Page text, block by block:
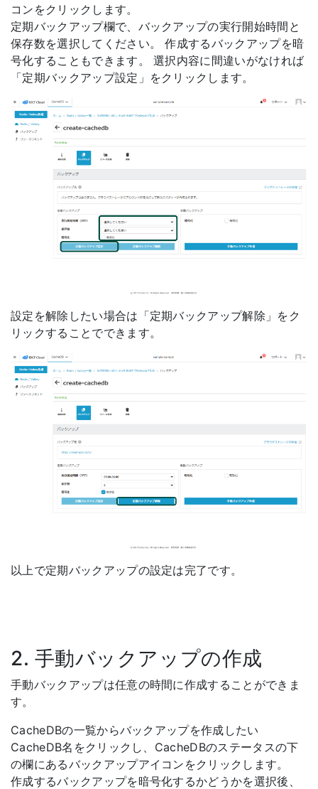
コンをクリックします。
定期バックアップ欄で、バックアップの実行開始時間と
保存数を選択してください。 作成するバックアップを暗
号化することもできます。 選択内容に間違いがなければ
「定期バックアップ設定」をクリックします。
設定を解除したい場合は「定期バックアップ解除」をク
リックすることでできます。
以上で定期バックアップの設定は完了です。
2. 手動バックアップの作成
手動バックアップは任意の時間に作成することができま
す。
CacheDBの一覧からバックアップを作成したい
CacheDB名をクリックし、CacheDBのステータスの下
の欄にあるバックアップアイコンをクリックします。
作成するバックアップを暗号化するかどうかを選択後、